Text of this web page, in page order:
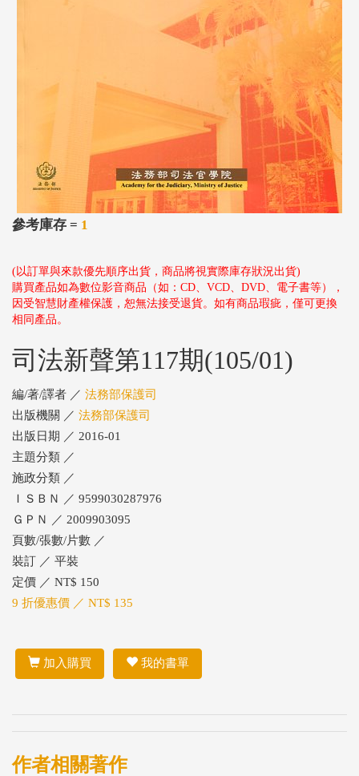
參考庫存 = 1
(以訂單與來款優先順序出貨，商品將視實際庫存狀況出貨)
購買產品如為數位影音商品（如：CD、VCD、DVD、電子書等），
因受智慧財產權保護，恕無法接受退貨。如有商品瑕疵，僅可更換
相同產品。
司法新聲第117期(105/01)
編/著/譯者 ／ 法務部保護司
出版機關 ／ 法務部保護司
出版日期 ／ 2016-01
主題分類 ／
施政分類 ／
ＩＳＢＮ ／ 9599030287976
ＧＰＮ ／ 2009903095
頁數/張數/片數 ／
裝訂 ／ 平裝
定價 ／ NT$ 150
9 折優惠價 ／ NT$ 135
加入購買 我的書單
作者相關著作